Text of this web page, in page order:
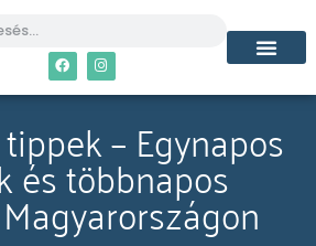
– Egynapos
és többnapos